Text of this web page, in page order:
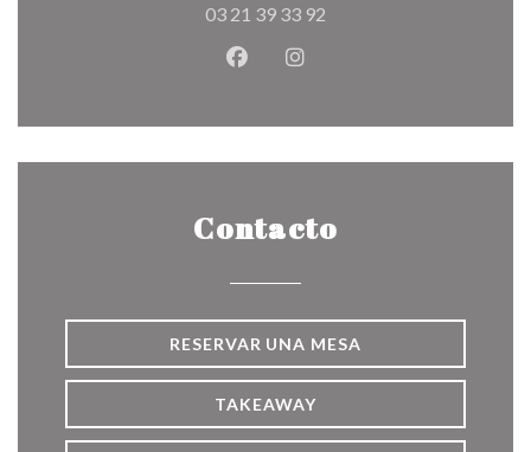
03 21 39 33 92
Facebook ((abre en una nueva
Instagram ((abre en una
Contacto
RESERVAR UNA MESA
TAKEAWAY